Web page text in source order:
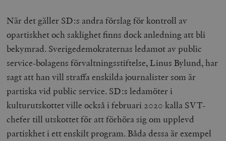
När det gäller SD:s andra förslag för kontroll av
opartiskhet och saklighet finns dock anledning att bli
bekymrad. Sverigedemokraternas ledamot av public
service-bolagens förvaltningsstiftelse, Linus Bylund, har
sagt att han vill straffa enskilda journalister som är
partiska vid public service. SD:s ledamöter i
kulturutskottet ville också i februari 2020 kalla SVT-
chefer till utskottet för att förhöra sig om upplevd
partiskhet i ett enskilt program. Båda dessa är exempel